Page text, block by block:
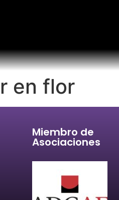
herramientas
en flor
Miembro de
Asociaciones